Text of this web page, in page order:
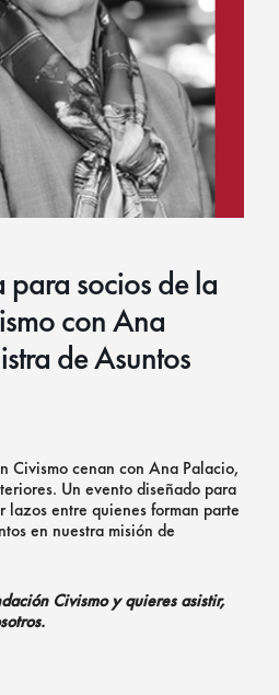
para socios de la
con Ana
de Asuntos
Civismo cenan con Ana Palacio,
Un evento diseñado para
lazos entre quienes forman parte
en nuestra misión de
Civismo y quieres asistir,